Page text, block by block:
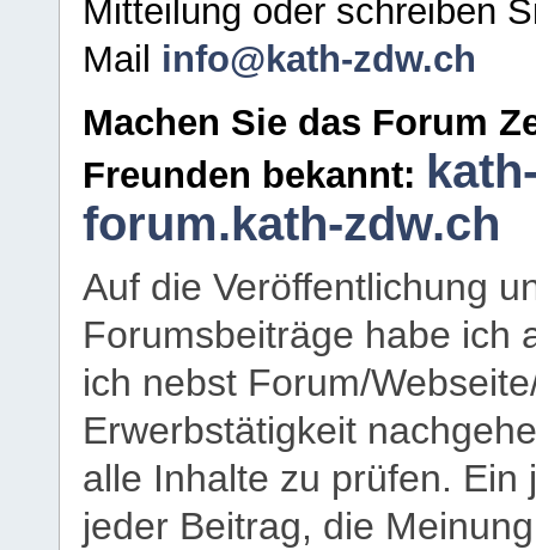
Mitteilung oder schreiben
Mail info@kath-zdw.ch
Machen Sie das Forum
Freunden bekannt:
forum.kath-zdw.ch
Auf die Veröffentlichung
Forumsbeiträge habe ich
ich nebst Forum/
Erwerbstätigkeit
alle Inhalte zu prüfen.
jeder Beitrag, die